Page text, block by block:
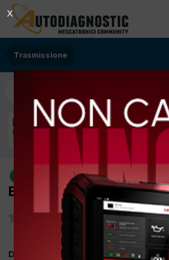
Trasmissione
[JIMNY 05/2008
Benzina] RUMORE
Da Autoriparazioni Andrea
X